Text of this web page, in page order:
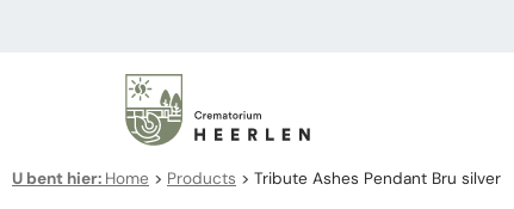
U bent hier: Home > Products > Tribute Ashes Pendant Bru silver